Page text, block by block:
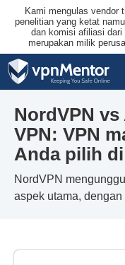
Kami mengulas vendor
penelitian yang ketat
dan komisi afiliasi dari
merupakan milik
NordVPN
VPN: VPN
Anda pilih di
NordVPN
aspek utama, dengan